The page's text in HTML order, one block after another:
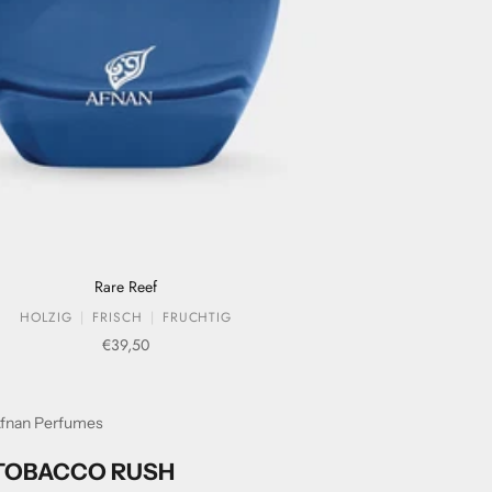
Rare Reef
HOLZIG FRISCH FRUCHTIG
Verkaufspreis
€39,50
Perfumes
RUSH